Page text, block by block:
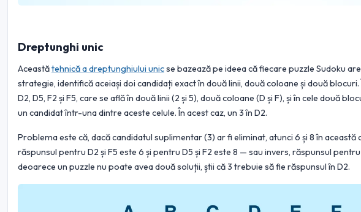
Dreptunghi unic
Aceastătehnică a dreptunghiului unicse bazează pe ideea că fiecare puzzle Sudoku
strategie, identifică aceiași doi candidați exact în două linii, două coloane și două
D2, D5, F2 și F5, care se află în două linii (2 și 5), două coloane (D și F), și în cele două
un candidat într-una dintre aceste celule. În acest caz, un 3 în D2.
Problema este că, dacă candidatul suplimentar (3) ar fi eliminat, atunci 6 și 8 în
răspunsul pentru D2 și F5 este 6 și pentru D5 și F2 este 8 — sau invers, răspunsul pentru
deoarece un puzzle nu poate avea două soluții, știi că 3 trebuie să fie răspunsul în D2.